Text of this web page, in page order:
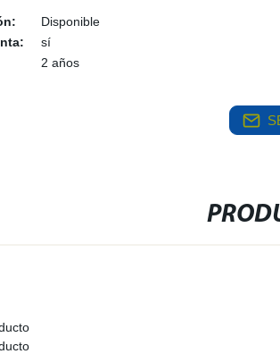
Disponible
sí
2 años